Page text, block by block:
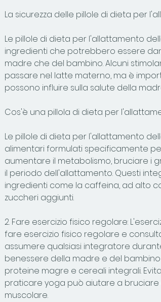
La sicurezza delle pillole di dieta per
Le pillole di dieta per l'allattamento
ingredienti che potrebbero essere
madre che del bambino. Alcuni
passare nel latte materno, ma è
possono influire sulla salute della
Cos'è una pillola di dieta per
Le pillole di dieta per l'allattamento
alimentari formulati specificamente
aumentare il metabolismo, bruciare i
il periodo dell'allattamento. Questi
ingredienti come la caffeina, ad alto
zuccheri aggiunti.
2. Fare esercizio fisico regolare:
fare esercizio fisico regolare e
assumere qualsiasi integratore
benessere della madre e del
proteine magre e cereali integrali.
praticare yoga può aiutare a
muscolare.